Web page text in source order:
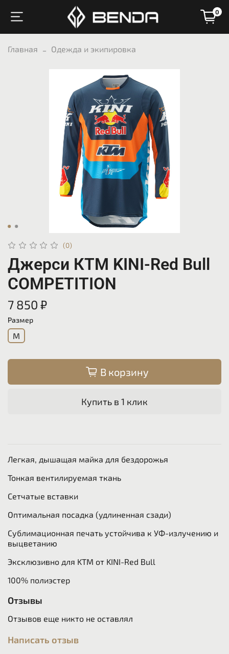
0
Главная Одежда и экипировка
(0)
Джерси КТМ KINI-Red Bull
COMPETITION
7 850 ₽
Размер
M
В корзину
Купить в 1 клик
Легкая, дышащая майка для бездорожья
Тонкая вентилируемая ткань
Сетчатые вставки
Оптимальная посадка (удлиненная сзади)
Сублимационная печать устойчива к УФ-излучению и
выцветанию
Эксклюзивно для KTM от KINI-Red Bull
100% полиэстер
Отзывы
Отзывов еще никто не оставлял
Написать отзыв